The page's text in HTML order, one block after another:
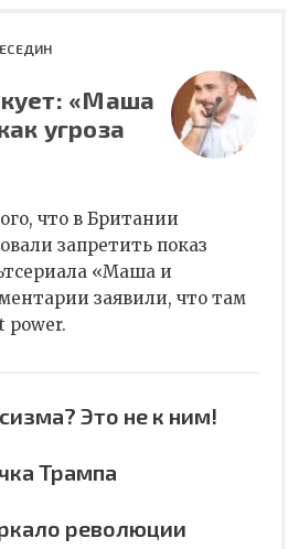
«Маша
угроза
что в Британии
запретить показ
«Маша и
заявили, что там
power.
Это не к ним!
Трампа
революции